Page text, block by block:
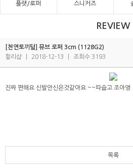
플랫/로퍼 스니커즈
REVIEW
[천연토끼털] 뮤브 로퍼 3cm (1128G2)
할리샵
2018-12-13 조회수 3193
진짜 편해요 신발안신은것같아요 ~~따숩고 조아영
목록